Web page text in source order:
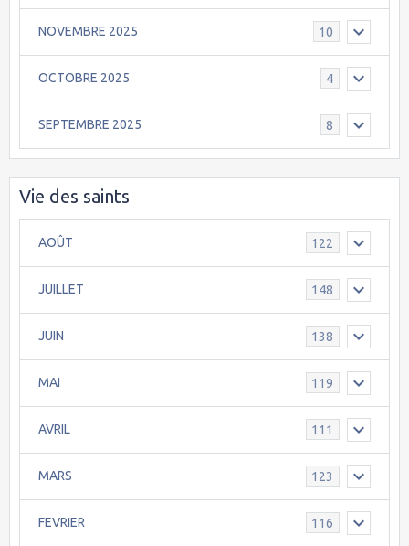
NOVEMBRE 2025 10
OCTOBRE 2025 4
SEPTEMBRE 2025 8
Vie des saints
AOÛT 122
JUILLET 148
JUIN 138
MAI 119
AVRIL 111
MARS 123
FEVRIER 116